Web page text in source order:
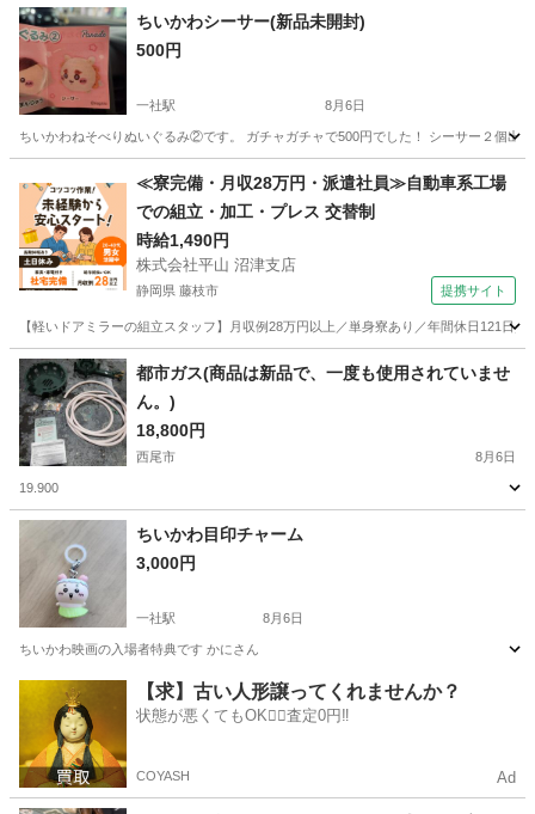
ちいかわシーサー(新品未開封)
500円
一社駅 8月6日
ちいかわねそべりぬいぐるみ②です。 ガチャガチャで500円でした！ シーサー２個出
一社駅 その他 ちい
≪寮完備・月収28万円・派遣社員≫自動車系工場
での組立・加工・プレス 交替制
時給1,490円
株式会社平山 沼津支店
静岡県 藤枝市 提携サイト
【軽いドアミラーの組立スタッフ】月収例28万円以上／単身寮あり／年間休日121
静岡 藤枝市 その他
都市ガス(商品は新品で、一度も使用されていませ
ん。)
18,800円
西尾市 8月6日
19.900
愛知 西尾市 家庭用品 都市ガス
ちいかわ目印チャーム
3,000円
一社駅 8月6日
ちいかわ映画の入場者特典です かにさん
一社駅 ノベルティグッズ
【求】古い人形譲ってくれませんか？
状態が悪くてもOK🙆‍♀️査定0円‼️
COYASH Ad